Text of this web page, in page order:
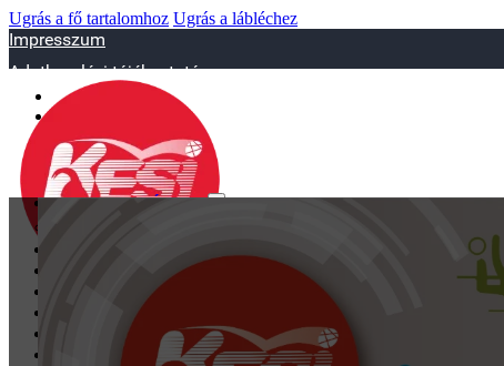
Ugrás a fő tartalomhoz Ugrás a lábléchez
Impresszum
Adatkezelési tájékoztató
sportiskola@juniorsportkft.hu
SZAKOSZTÁLYOK
KAPCSOLAT